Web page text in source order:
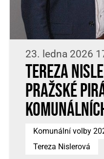
23. ledna 2026
Tereza
pražské
Komunální volby
Tereza Nislerová